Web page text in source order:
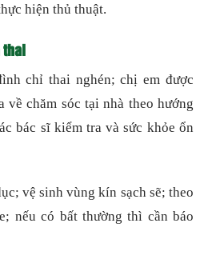
hiện thủ thuật.
thai
chỉ thai nghén; chị em được
chăm sóc tại nhà theo hướng
bác sĩ kiểm tra và sức khỏe ổn
vệ sinh vùng kín sạch sẽ; theo
nếu có bất thường thì cần báo